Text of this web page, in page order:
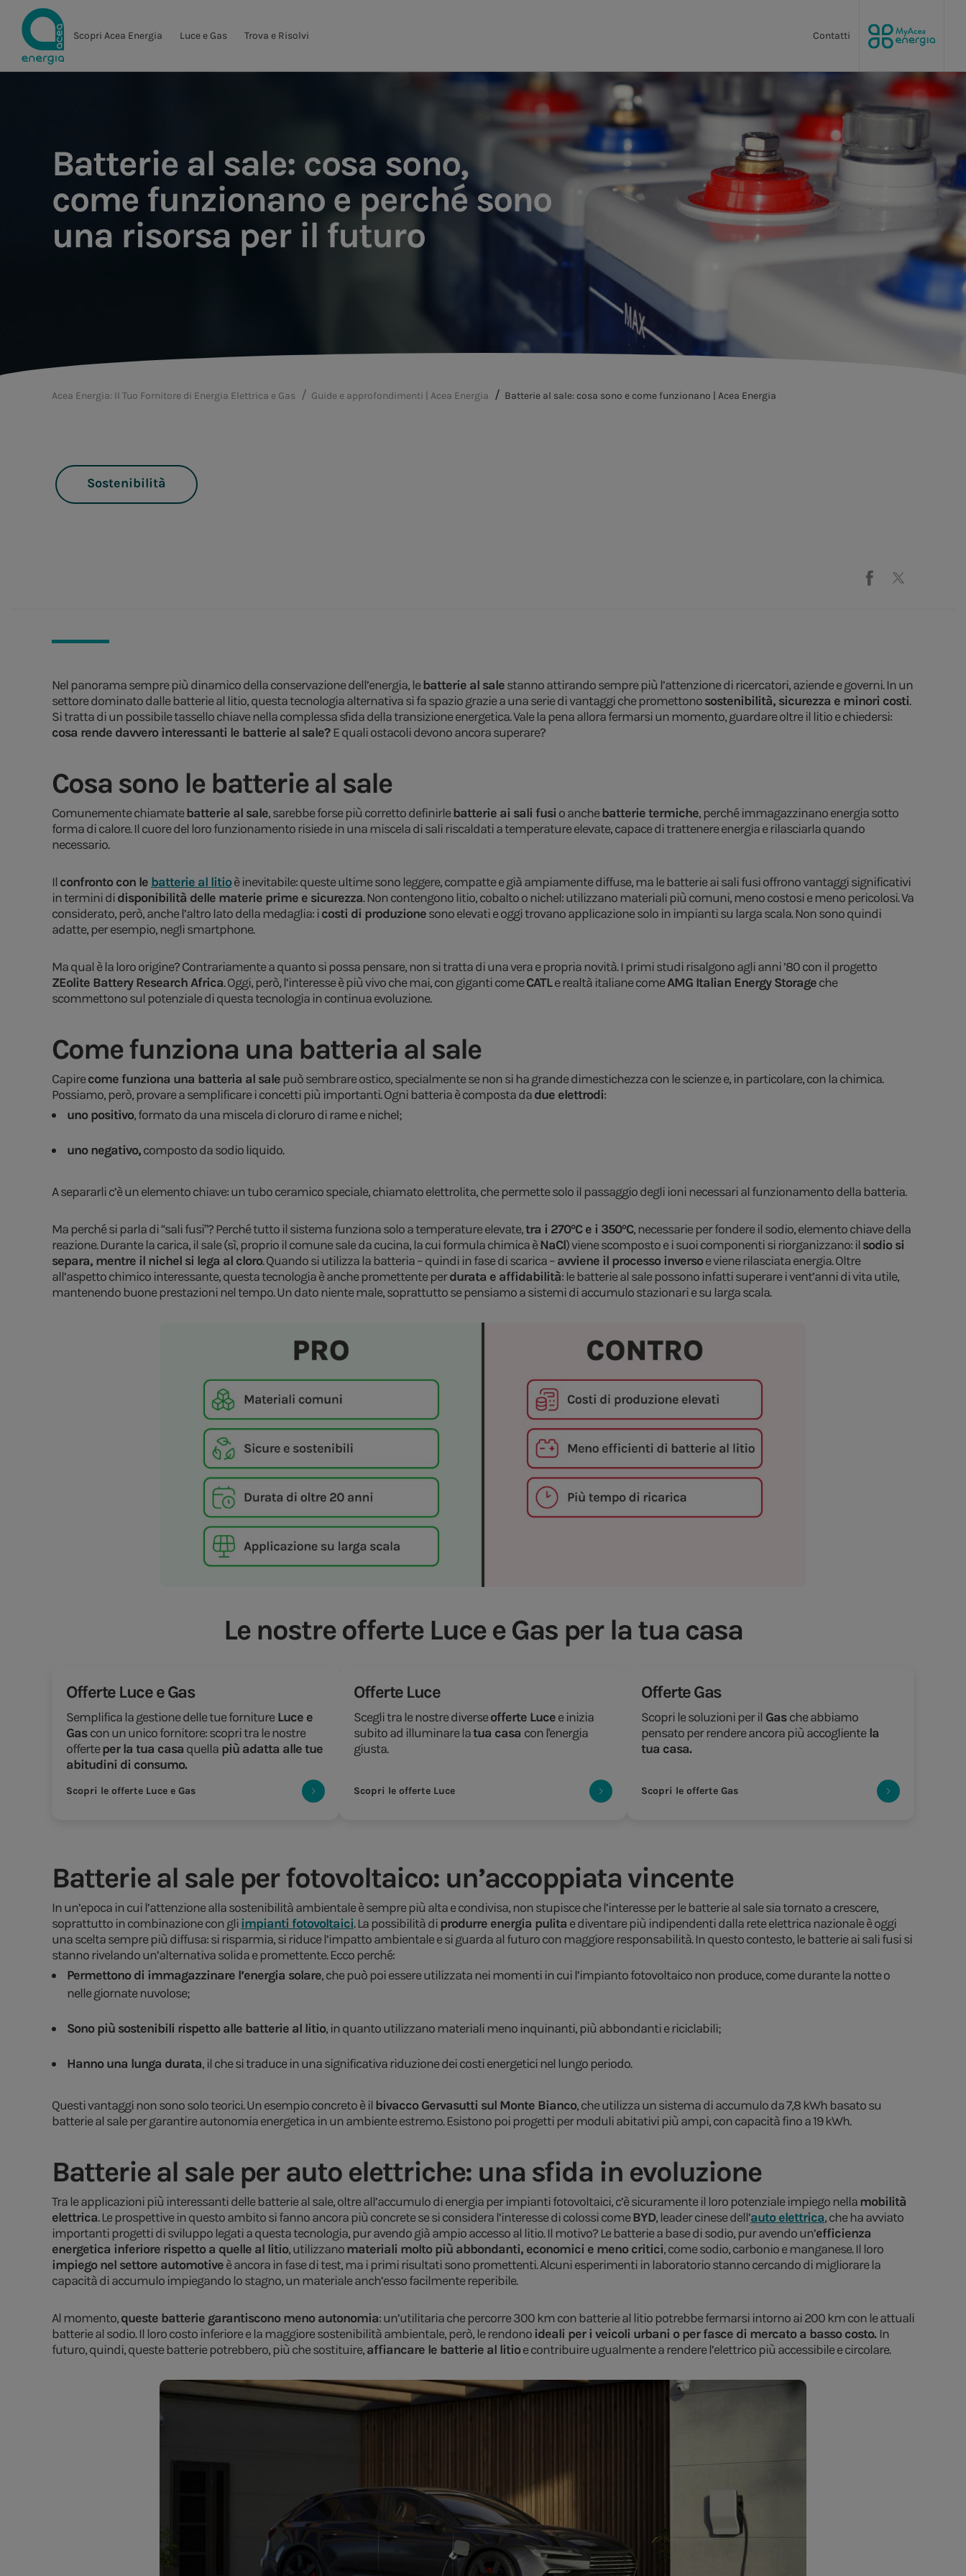
Scopri Acea Energia Luce e Gas Trova e Risolvi Contatti
Batterie al sale: cosa sono,
come funzionano e perché sono
una risorsa per il futuro
Acea Energia: Il Tuo Fornitore di Energia Elettrica e Gas Guide e approfondimenti | Acea Energia Batterie al sale: cosa sono e come funzionano | Acea Energia
Sostenibilità
Nel panorama sempre più dinamico della conservazione dell’energia, lebatterie al salestanno attirando sempre più l’attenzione di ricercatori, aziende e governi. In un
settore dominato dalle batterie al litio, questa tecnologia alternativa si fa spazio grazie a una serie di vantaggi che promettonosostenibilità, sicurezza e minori costi.
Si tratta di un possibile tassello chiave nella complessa sfida della transizione energetica. Vale la pena allora fermarsi un momento, guardare oltre il litio e chiedersi:
cosa rende davvero interessanti le batterie al sale? E quali ostacoli devono ancora superare?
Cosa sono le batterie al sale
Comunemente chiamatebatterie al sale, sarebbe forse più corretto definirlebatterie ai sali fusi o anchebatterie termiche, perché immagazzinano energia sotto
forma di calore. Il cuore del loro funzionamento risiede in una miscela di sali riscaldati a temperature elevate, capace di trattenere energia e rilasciarla quando
necessario.
Ilconfronto con le batterie al litioè inevitabile: queste ultime sono leggere, compatte e già ampiamente diffuse, ma le batterie ai sali fusi offrono vantaggi significativi
in termini didisponibilità delle materie prime e sicurezza. Non contengono litio, cobalto o nichel: utilizzano materiali più comuni, meno costosi e meno pericolosi. Va
considerato, però, anche l’altro lato della medaglia: icosti di produzionesono elevati e oggi trovano applicazione solo in impianti su larga scala. Non sono quindi
adatte, per esempio, negli smartphone.
Ma qual è la loro origine? Contrariamente a quanto si possa pensare, non si tratta di una vera e propria novità. I primi studi risalgono agli anni ’80 con il progetto
ZEolite Battery Research Africa. Oggi, però, l’interesse è più vivo che mai, con giganti comeCATLe realtà italiane comeAMG Italian Energy Storageche
scommettono sul potenziale di questa tecnologia in continua evoluzione.
Come funziona una batteria al sale
Capirecome funziona una batteria al sale può sembrare ostico, specialmente se non si ha grande dimestichezza con le scienze e, in particolare, con la chimica.
Possiamo, però, provare a semplificare i concetti più importanti. Ogni batteria è composta dadue elettrodi:
uno positivo, formato da una miscela di cloruro di rame e nichel;
uno negativo,composto da sodio liquido.
A separarli c’è un elemento chiave: un tubo ceramico speciale, chiamato elettrolita, che permette solo il passaggio degli ioni necessari al funzionamento della batteria.
Ma perché si parla di “sali fusi”? Perché tutto il sistema funziona solo a temperature elevate,tra i 270°C e i 350°C, necessarie per fondere il sodio, elemento chiave della
reazione. Durante la carica, il sale (sì, proprio il comune sale da cucina, la cui formula chimica èNaCl) viene scomposto e i suoi componenti si riorganizzano: ilsodio si
separa, mentre il nichel si lega al cloro. Quando si utilizza la batteria – quindi in fase di scarica –avviene il processo inversoe viene rilasciata energia. Oltre
all’aspetto chimico interessante, questa tecnologia è anche promettente perdurata e affidabilità: le batterie al sale possono infatti superare i vent’anni di vita utile,
mantenendo buone prestazioni nel tempo. Un dato niente male, soprattutto se pensiamo a sistemi di accumulo stazionari e su larga scala.
Le nostre offerte Luce e Gas per la tua casa
Offerte Luce e Gas
Semplifica la gestione delle tue fornitureLuce e
Gascon un unico fornitore: scopri tra le nostre
offerteper la tua casa quella più adatta alle tue
abitudini di consumo.
Scopri le offerte Luce e Gas
Offerte Luce
Scegli tra le nostre diverseofferte Lucee inizia
subito ad illuminare latua casa con l'energia
giusta.
Scopri le offerte Luce
Offerte Gas
Scopri le soluzioni per il Gasche abbiamo
pensato per rendere ancora più accoglientela
tua casa.
Scopri le offerte Gas
Batterie al sale per fotovoltaico: un’accoppiata vincente
In un’epoca in cui l’attenzione alla sostenibilità ambientale è sempre più alta e condivisa, non stupisce che l’interesse per le batterie al sale sia tornato a crescere,
soprattutto in combinazione con gliimpianti fotovoltaici. La possibilità diprodurre energia pulita e diventare più indipendenti dalla rete elettrica nazionale è oggi
una scelta sempre più diffusa: si risparmia, si riduce l’impatto ambientale e si guarda al futuro con maggiore responsabilità. In questo contesto, le batterie ai sali fusi si
stanno rivelando un’alternativa solida e promettente. Ecco perché:
Permettono di immagazzinare l’energia solare, che può poi essere utilizzata nei momenti in cui l’impianto fotovoltaico non produce, come durante la notte o
nelle giornate nuvolose;
Sono più sostenibili rispetto alle batterie al litio, in quanto utilizzano materiali meno inquinanti, più abbondanti e riciclabili;
Hanno una lunga durata, il che si traduce in una significativa riduzione dei costi energetici nel lungo periodo.
Questi vantaggi non sono solo teorici. Un esempio concreto è ilbivacco Gervasutti sul Monte Bianco, che utilizza un sistema di accumulo da 7,8 kWh basato su
batterie al sale per garantire autonomia energetica in un ambiente estremo. Esistono poi progetti per moduli abitativi più ampi, con capacità fino a 19 kWh.
Batterie al sale per auto elettriche: una sfida in evoluzione
Tra le applicazioni più interessanti delle batterie al sale, oltre all’accumulo di energia per impianti fotovoltaici, c’è sicuramente il loro potenziale impiego nellamobilità
elettrica. Le prospettive in questo ambito si fanno ancora più concrete se si considera l’interesse di colossi comeBYD, leader cinese dell’auto elettrica, che ha avviato
importanti progetti di sviluppo legati a questa tecnologia, pur avendo già ampio accesso al litio. Il motivo? Le batterie a base di sodio, pur avendo un’efficienza
energetica inferiore rispetto a quelle al litio, utilizzanomateriali molto più abbondanti, economici e meno critici, come sodio, carbonio e manganese. Il loro
impiego nel settore automotiveè ancora in fase di test, ma i primi risultati sono promettenti. Alcuni esperimenti in laboratorio stanno cercando di migliorare la
capacità di accumulo impiegando lo stagno, un materiale anch’esso facilmente reperibile.
Al momento,queste batterie garantiscono meno autonomia: un’utilitaria che percorre 300 km con batterie al litio potrebbe fermarsi intorno ai 200 km con le attuali
batterie al sodio. Il loro costo inferiore e la maggiore sostenibilità ambientale, però, le rendonoideali per i veicoli urbani o per fasce di mercato a basso costo. In
futuro, quindi, queste batterie potrebbero, più che sostituire,affiancare le batterie al litioe contribuire ugualmente a rendere l’elettrico più accessibile e circolare.